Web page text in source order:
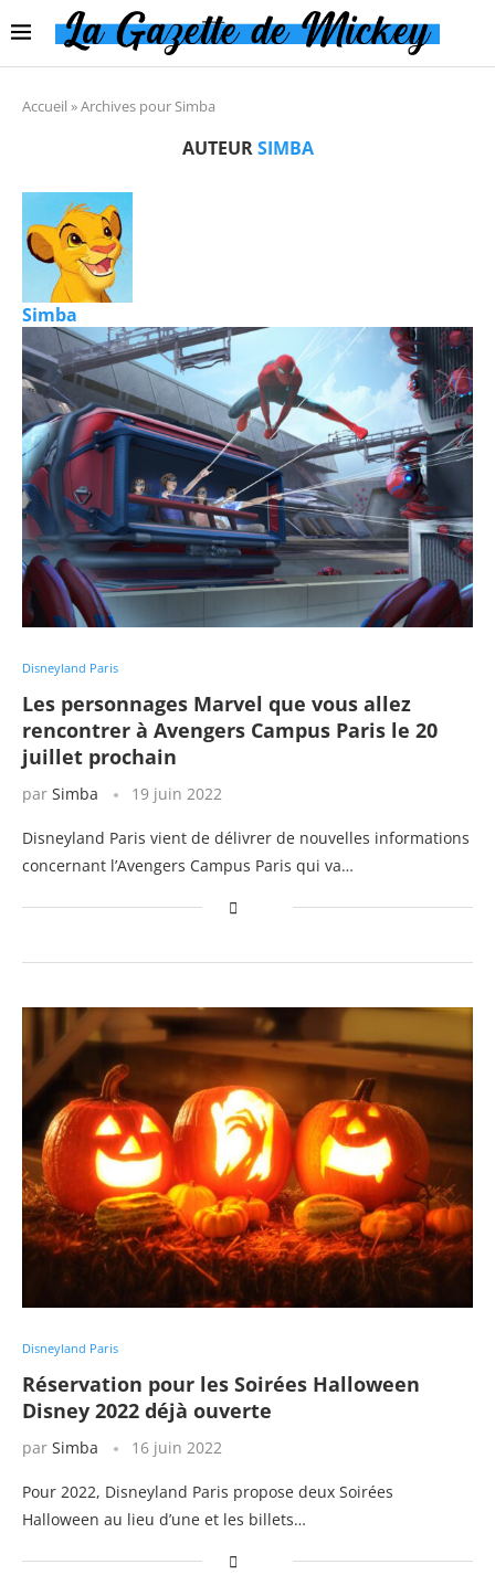
Accueil »Archives pour Simba
AUTEURSIMBA
Simba
Disneyland Paris
Les personnages Marvel que vous allez
rencontrer à Avengers Campus Paris le 20
juillet prochain
par Simba 19 juin 2022
Disneyland Paris vient de délivrer de nouvelles informations
concernant l’Avengers Campus Paris qui va…
Disneyland Paris
Réservation pour les Soirées Halloween
Disney 2022 déjà ouverte
par Simba 16 juin 2022
Pour 2022, Disneyland Paris propose deux Soirées
Halloween au lieu d’une et les billets…